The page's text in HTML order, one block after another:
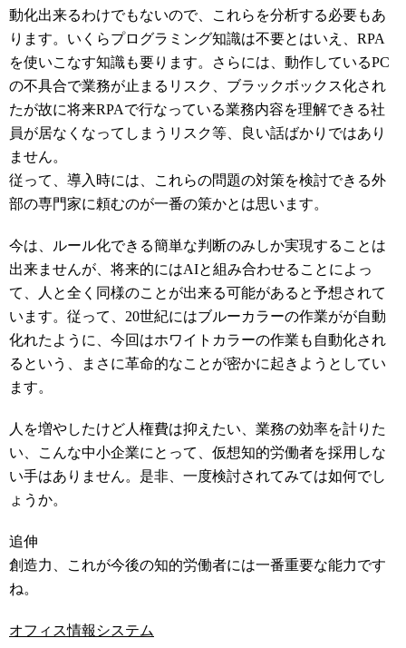
動化出来るわけでもないので、これらを分析する必要もあ
ります。いくらプログラミング知識は不要とはいえ、RPA
を使いこなす知識も要ります。さらには、動作しているPC
の不具合で業務が止まるリスク、ブラックボックス化され
たが故に将来RPAで行なっている業務内容を理解できる社
員が居なくなってしまうリスク等、良い話ばかりではあり
ません。
従って、導入時には、これらの問題の対策を検討できる外
部の専門家に頼むのが一番の策かとは思います。
今は、ルール化できる簡単な判断のみしか実現することは
出来ませんが、将来的にはAIと組み合わせることによっ
て、人と全く同様のことが出来る可能があると予想されて
います。従って、20世紀にはブルーカラーの作業がが自動
化れたように、今回はホワイトカラーの作業も自動化され
るという、まさに革命的なことが密かに起きようとしてい
ます。
人を増やしたけど人権費は抑えたい、業務の効率を計りた
い、こんな中小企業にとって、仮想知的労働者を採用しな
い手はありません。是非、一度検討されてみては如何でし
ょうか。
追伸
創造力、これが今後の知的労働者には一番重要な能力です
ね。
オフィス情報システム